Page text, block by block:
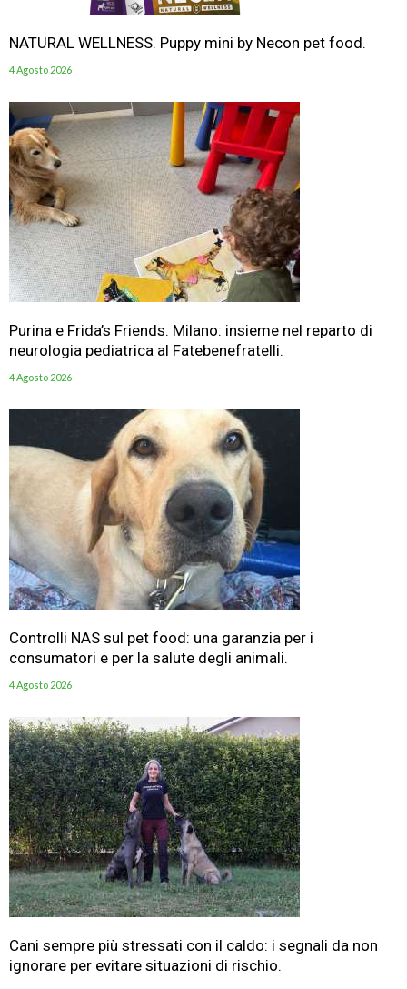
NATURAL WELLNESS. Puppy mini by Necon pet food.
4 Agosto 2026
Purina e Frida’s Friends. Milano: insieme nel reparto di
neurologia pediatrica al Fatebenefratelli.
4 Agosto 2026
Controlli NAS sul pet food: una garanzia per i
consumatori e per la salute degli animali.
4 Agosto 2026
Cani sempre più stressati con il caldo: i segnali da non
ignorare per evitare situazioni di rischio.